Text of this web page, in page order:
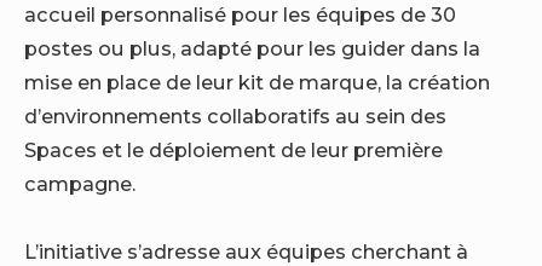
accueil personnalisé pour les équipes de 30
postes ou plus, adapté pour les guider dans la
mise en place de leur kit de marque, la création
d’environnements collaboratifs au sein des
Spaces et le déploiement de leur première
campagne.
L’initiative s’adresse aux équipes cherchant à